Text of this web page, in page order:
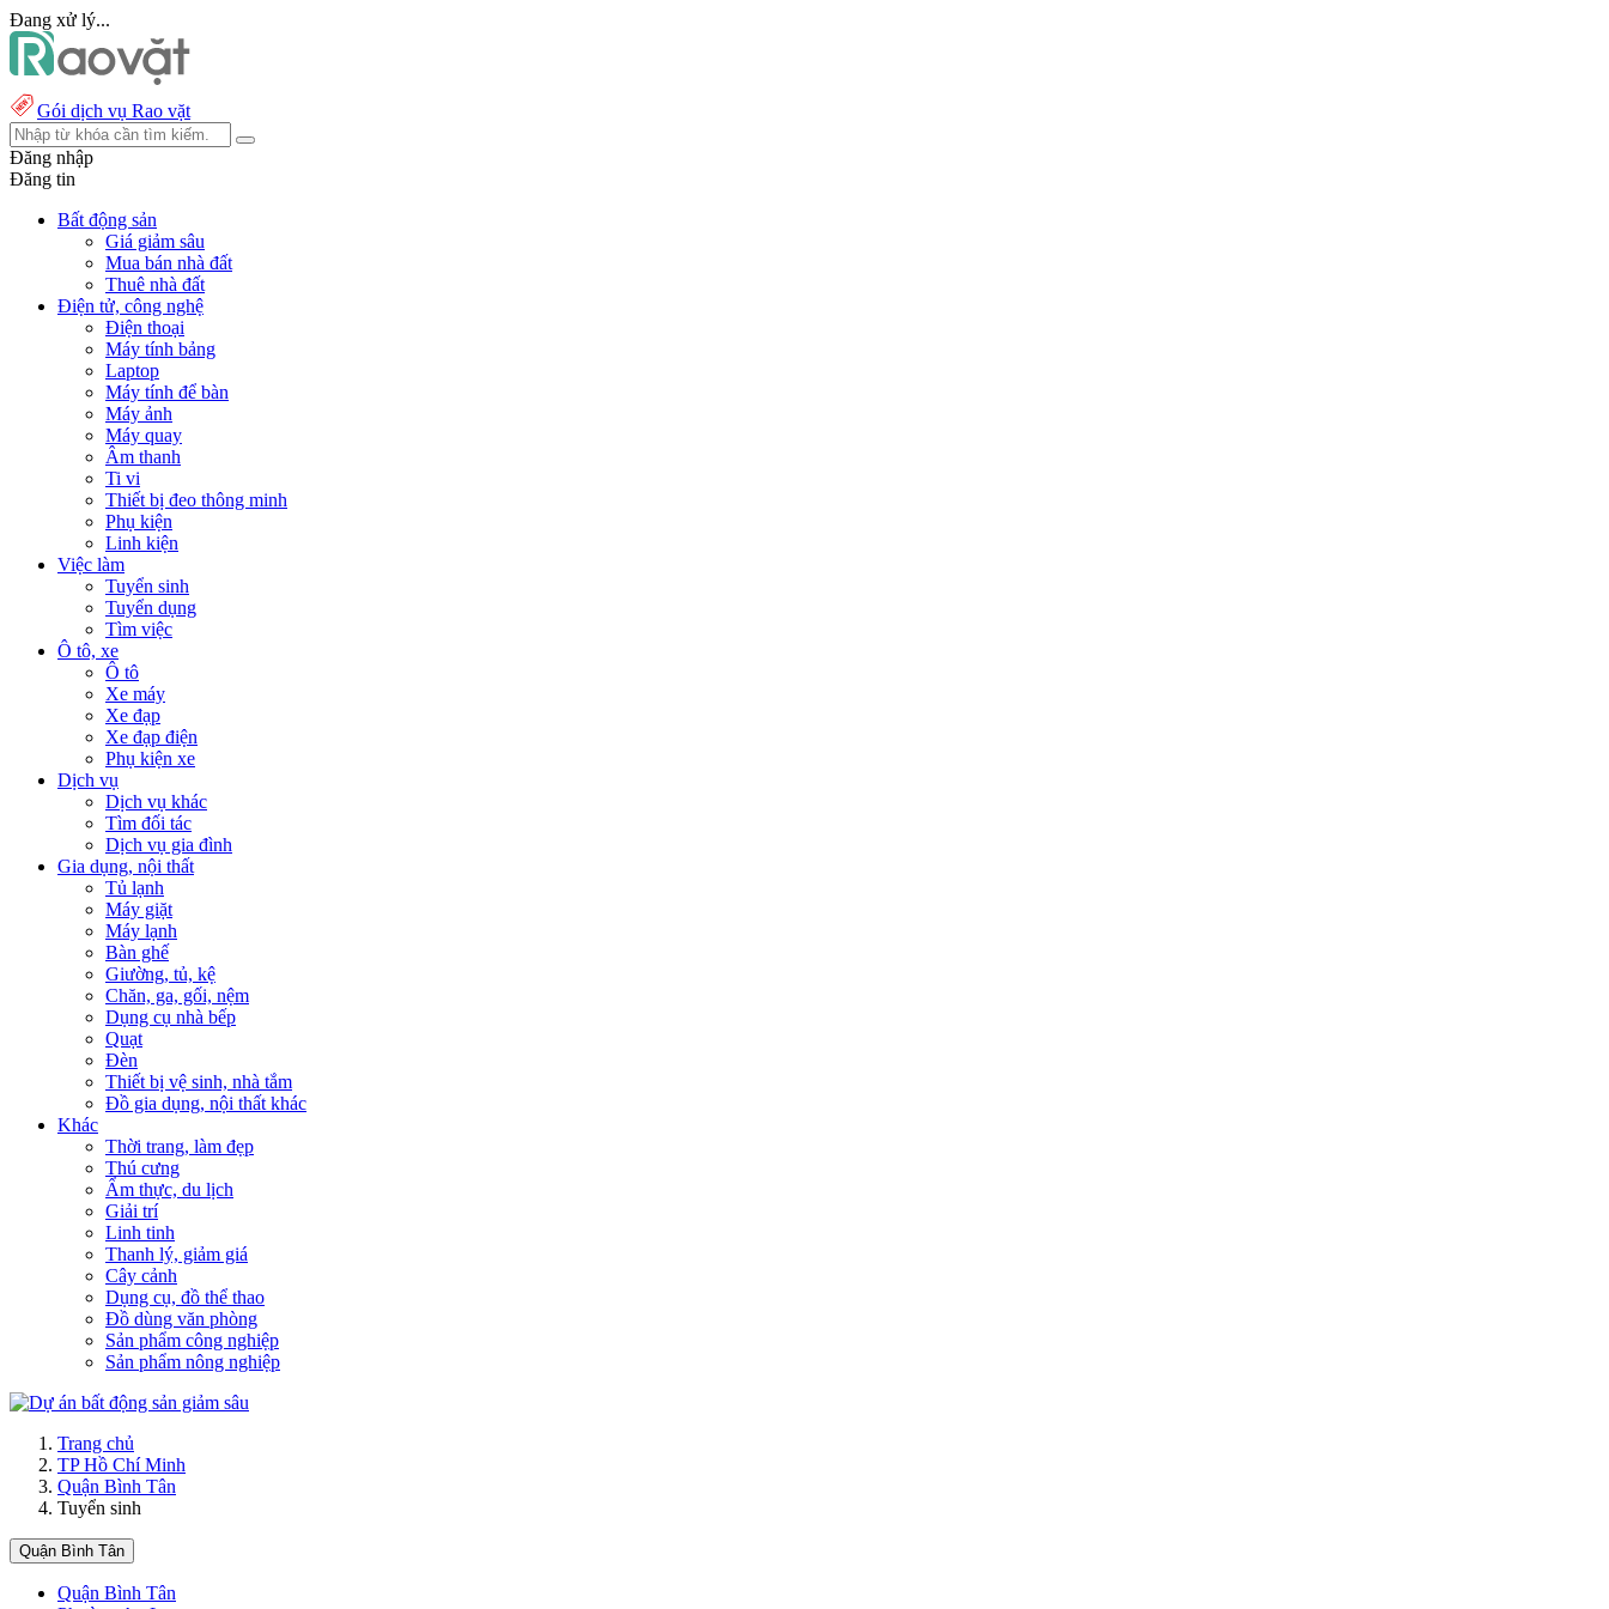
Đang xử lý...
Gói dịch vụ Rao vặt
Đăng nhập
Đăng tin
Bất động sản
Giá giảm sâu
Mua bán nhà đất
Thuê nhà đất
Điện tử, công nghệ
Điện thoại
Máy tính bảng
Laptop
Máy tính để bàn
Máy ảnh
Máy quay
Âm thanh
Ti vi
Thiết bị đeo thông minh
Phụ kiện
Linh kiện
Việc làm
Tuyển sinh
Tuyển dụng
Tìm việc
Ô tô, xe
Ô tô
Xe máy
Xe đạp
Xe đạp điện
Phụ kiện xe
Dịch vụ
Dịch vụ khác
Tìm đối tác
Dịch vụ gia đình
Gia dụng, nội thất
Tủ lạnh
Máy giặt
Máy lạnh
Bàn ghế
Giường, tủ, kệ
Chăn, ga, gối, nệm
Dụng cụ nhà bếp
Quạt
Đèn
Thiết bị vệ sinh, nhà tắm
Đồ gia dụng, nội thất khác
Khác
Thời trang, làm đẹp
Thú cưng
Ẩm thực, du lịch
Giải trí
Linh tinh
Thanh lý, giảm giá
Cây cảnh
Dụng cụ, đồ thể thao
Đồ dùng văn phòng
Sản phẩm công nghiệp
Sản phẩm nông nghiệp
Trang chủ
TP Hồ Chí Minh
Quận Bình Tân
Tuyển sinh
Quận Bình Tân
Quận Bình Tân